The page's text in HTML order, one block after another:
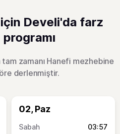
Develi'da farz
zamanı Hanefi mezhebine
derlenmiştir.
02, Paz
03:57